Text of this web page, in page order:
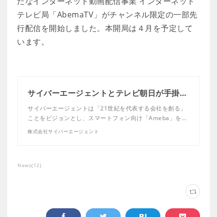
テレビ局「AbemaTV」がチャンネル限定の一部先
行配信を開始しました。本開局は４月を予定して
います。
サイバーエージェントとテレビ朝日が手掛ける新たなインターネット動画配信事業 インターネットテレビ局「AbemaTV」がチャンネル限定の一部先行配信を開始、本開局は4月を予定 株式会社サイバーエージェ
サイバーエージェントは「21世紀を代表する会社を創る」
ことをビジョンとし、スマートフォン向け「Ameba」を…
株式会社サイバーエージェント
News(12)